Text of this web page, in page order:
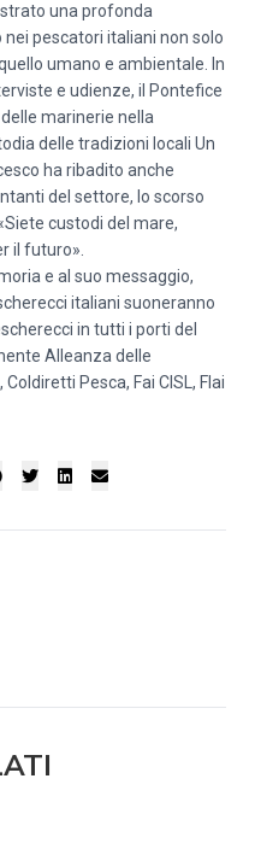
una profonda
pescatori italiani non solo
umano e ambientale. In
e udienze, il Pontefice
marinerie nella
delle tradizioni locali Un
ha ribadito anche
del settore, lo scorso
custodi del mare,
il futuro».
e al suo messaggio,
italiani suoneranno
in tutti i porti del
Alleanza delle
Pesca, Fai CISL, Flai